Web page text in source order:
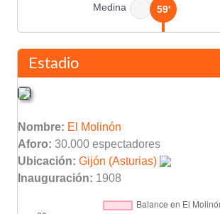
Medina 59'
Ortiz 77'
89'
Final del partido
Estadio
Nombre: El Molinón
Aforo: 30.000 espectadores
Ubicación: Gijón (Asturias)
Inauguración: 1908